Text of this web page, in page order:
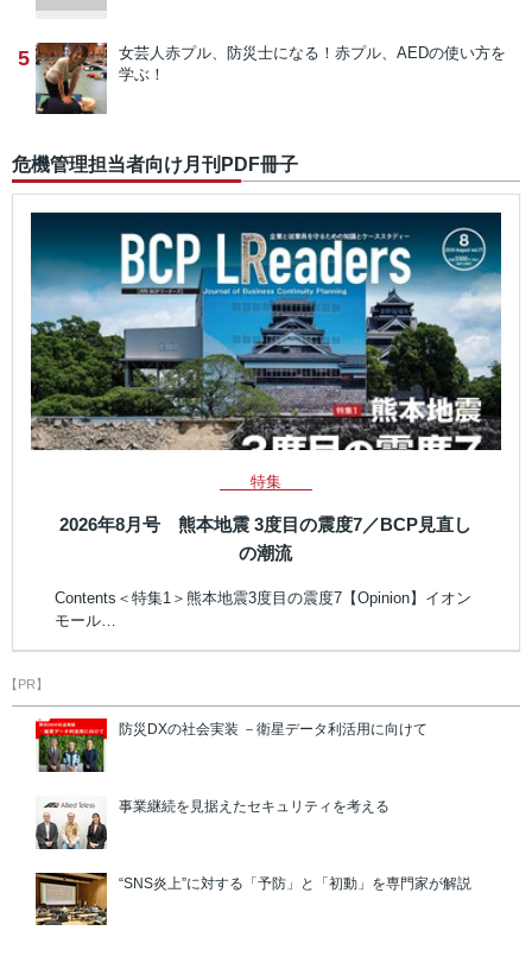
5 女芸人赤プル、防災士になる！ 赤プル、AEDの使い方を
学ぶ！
危機管理担当者向け月刊PDF冊子
特集
2026年8月号 熊本地震 3度目の震度7／BCP見直し
の潮流
Contents＜特集1＞熊本地震3度目の震度7【Opinion】イオン
モール…
【PR】
防災DXの社会実装 －衛星データ利活用に向けて
事業継続を見据えたセキュリティを考える
“SNS炎上”に対する「予防」と「初動」を専門家が解説